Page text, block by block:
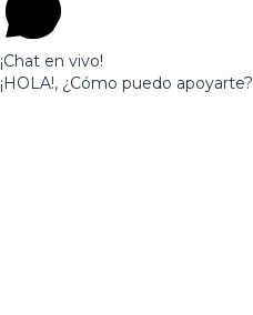
¡Chat en vivo!
¡HOLA!, ¿Cómo puedo apoyarte?